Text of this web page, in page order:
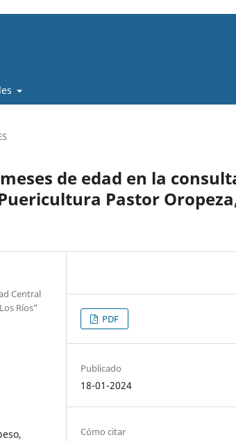
de edad en la
Pastor
Central
Ríos”
PDF
Publicado
18-01-2024
Cómo citar